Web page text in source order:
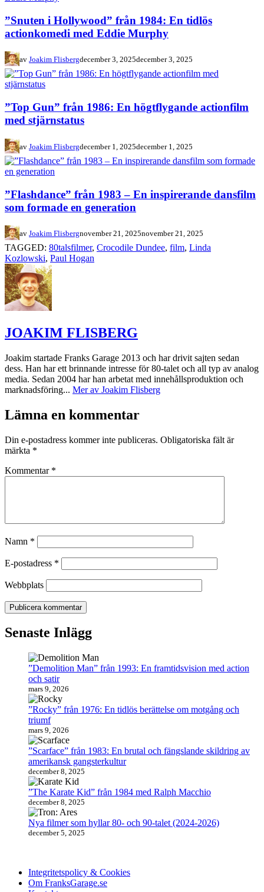
”Snuten i Hollywood” från 1984: En tidlös
actionkomedi med Eddie Murphy
av Joakim Flisbergdecember 3, 2025december 3, 2025
”Top Gun” från 1986: En högtflygande actionfilm
med stjärnstatus
av Joakim Flisbergdecember 1, 2025december 1, 2025
”Flashdance” från 1983 – En inspirerande dansfilm
som formade en generation
av Joakim Flisbergnovember 21, 2025november 21, 2025
TAGGED: 80talsfilmer, Crocodile Dundee, film, Linda
Kozlowski, Paul Hogan
JOAKIM FLISBERG
Joakim startade Franks Garage 2013 och har drivit sajten sedan
dess. Han har ett brinnande intresse för 80-talet och all typ av analog
media. Sedan 2004 har han arbetat med innehållsproduktion och
marknadsföring... Mer av Joakim Flisberg
Lämna en kommentar
Din e-postadress kommer inte publiceras. Obligatoriska fält är
märkta *
Kommentar *
Namn *
E-postadress *
Webbplats
Senaste Inlägg
”Demolition Man” från 1993: En framtidsvision med action
och satir
mars 9, 2026
”Rocky” från 1976: En tidlös berättelse om motgång och
triumf
mars 9, 2026
”Scarface” från 1983: En brutal och fängslande skildring av
amerikansk gangsterkultur
december 8, 2025
”The Karate Kid” från 1984 med Ralph Macchio
december 8, 2025
Nya filmer som hyllar 80- och 90-talet (2024-2026)
december 5, 2025
Integritetspolicy & Cookies
Om FranksGarage.se